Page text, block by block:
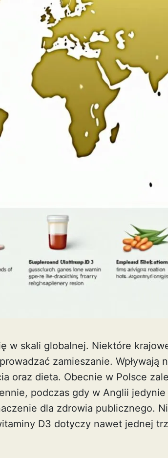
w skali globalnej. Niektóre
zamieszanie. Wpływają
oraz dieta. Obecnie w Polsce
podczas gdy w Anglii jedynie
dla zdrowia publicznego.
D3 dotyczy nawet jednej